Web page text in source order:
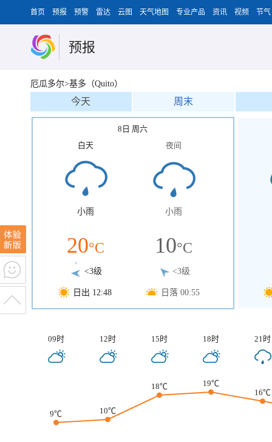
首页 预报 预警 雷达 云图 天气地图 专业产品 资讯 视频 节气
预报
厄瓜多尔>基多（Quito）
今天 周末
8日 周六
白天
小雨
20°C
<3级
日出 12:48
夜间
小雨
10°C
<3级
日落 00:55
09时 12时 15时 18时 21时
9℃ 10℃
18℃
19℃
16℃